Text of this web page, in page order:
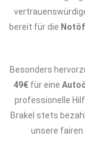
bereit für die
Besonders
49€ für eine
professionelle
Brakel stets
unsere fairen